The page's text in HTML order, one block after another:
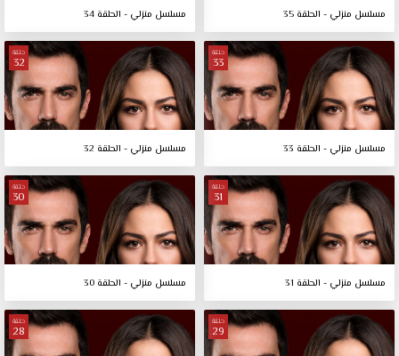
مسلسل منزلي - الحلقة 35 مسلسل منزلي - الحلقة 34
حلقة
33
مسلسل منزلي - الحلقة 33
حلقة
32
مسلسل منزلي - الحلقة 32
حلقة
31
مسلسل منزلي - الحلقة 31
حلقة
30
مسلسل منزلي - الحلقة 30
حلقة
29
حلقة
28